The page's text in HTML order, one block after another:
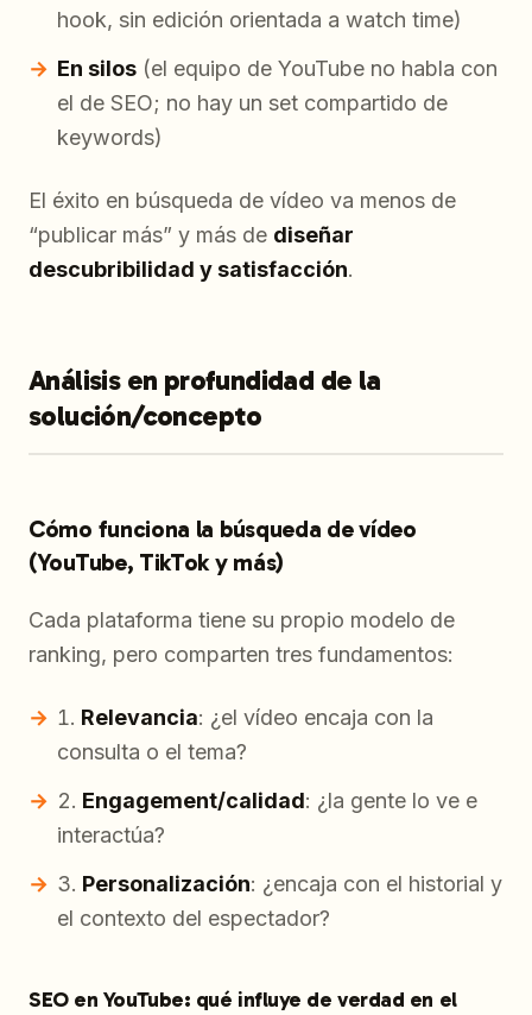
hook, sin edición orientada a watch time)
En silos (el equipo de YouTube no habla con
el de SEO; no hay un set compartido de
keywords)
El éxito en búsqueda de vídeo va menos de
“publicar más” y más de diseñar
descubribilidad y satisfacción.
Análisis en profundidad de la
solución/concepto
Cómo funciona la búsqueda de vídeo
(YouTube, TikTok y más)
Cada plataforma tiene su propio modelo de
ranking, pero comparten tres fundamentos:
Relevancia: ¿el vídeo encaja con la
consulta o el tema?
Engagement/calidad: ¿la gente lo ve e
interactúa?
Personalización: ¿encaja con el historial y
el contexto del espectador?
SEO en YouTube: qué influye de verdad en el